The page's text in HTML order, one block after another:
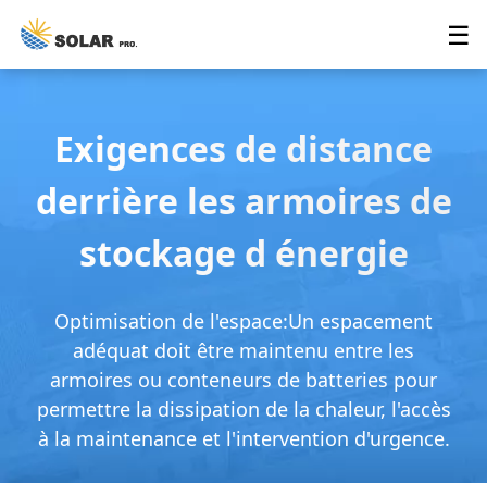
☰
Exigences de distance
derrière les armoires de
stockage d énergie
Optimisation de l'espace:Un espacement
adéquat doit être maintenu entre les
armoires ou conteneurs de batteries pour
permettre la dissipation de la chaleur, l'accès
à la maintenance et l'intervention d'urgence.